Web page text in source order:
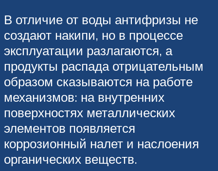
В отличие от воды антифризы не
создают накипи, но в процессе
эксплуатации разлагаются, а
продукты распада отрицательным
образом сказываются на работе
механизмов: на внутренних
поверхностях металлических
элементов появляется
коррозионный налет и наслоения
органических веществ.